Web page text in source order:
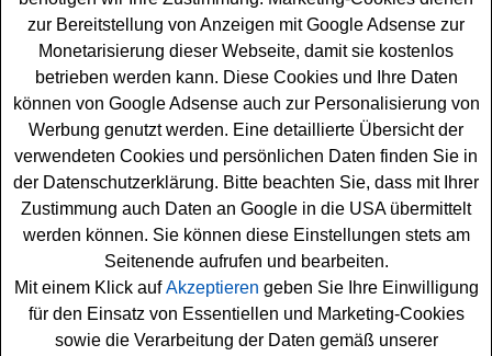
Haribo Gewinnspiel - Code
eingeben und gewinnen
Ein tolles Haribo Gewinnspiel gibt es derzeit auf
centerparcs.haribo.com. Dort können Sie einen Code
eingeben und mit etwas Glück einen tollenUrlaub
gewinnen. Insgesamt wartet 111x Urlaub für bis zu sechs
Personen im Ferienhaus in einem Center Parcs
Ferienpark nach Wahl auf glückliche Gewinner. Zudem
können Sie sich mit einem Code aus einemBeutel
Haribo und etwas Glück einen Center Parcs Gutschein
im Wert von 100 oder 50 Euro sichern.
zur Bereitstellung von Anzeigen mit Google Adsense zur
Monetarisierung dieser Webseite, damit sie kostenlos
betrieben werden kann. Diese Cookies und Ihre Daten
können von Google Adsense auch zur Personalisierung von
Werbung genutzt werden. Eine detaillierte Übersicht der
verwendeten Cookies und persönlichen Daten finden Sie in
der Datenschutzerklärung. Bitte beachten Sie, dass mit Ihrer
Zustimmung auch Daten an Google in die USA übermittelt
werden können. Sie können diese Einstellungen stets am
Seitenende aufrufen und bearbeiten.
Mit einem Klick aufAkzeptieren geben Sie Ihre Einwilligung
für den Einsatz von Essentiellen und Marketing-Cookies
sowie die Verarbeitung der Daten gemäß unserer